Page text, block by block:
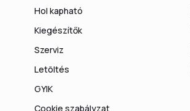
Hol kapható
Kiegészítők
Szerviz
Letöltés
GYIK
Cookie szabályzat